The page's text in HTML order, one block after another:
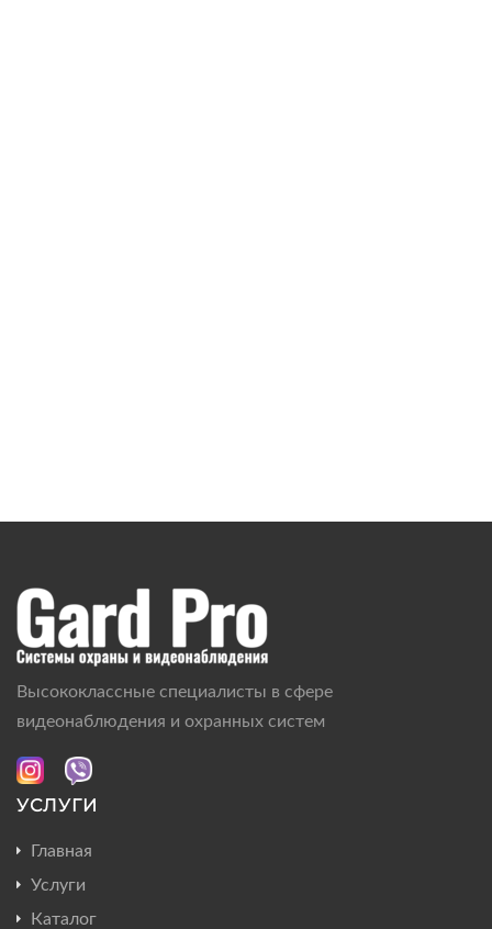
Высококлассные специалисты в сфере
видеонаблюдения и охранных систем
УСЛУГИ
Главная
Услуги
Каталог